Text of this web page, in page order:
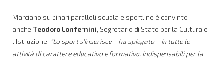
Marciano su binari paralleli scuola e sport, ne è convinto
anche Teodoro Lonfernini, Segretario di Stato per la Cultura e
l’Istruzione: “Lo sport s’inserisce – ha spiegato – in tutte le
attività di carattere educativo e formativo, indispensabili per la